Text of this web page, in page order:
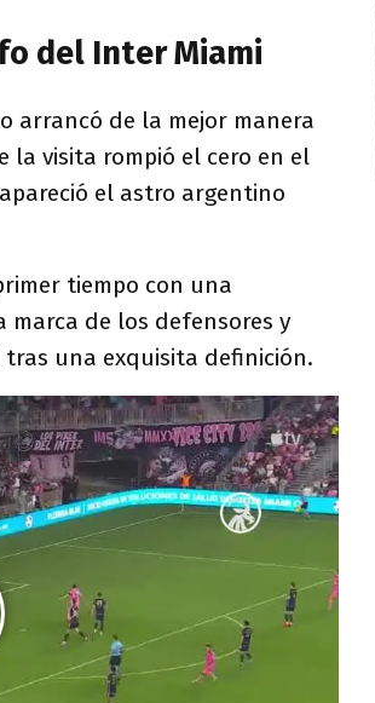
del Inter Miami
arrancó de la mejor manera
la visita rompió el cero en el
el astro argentino
tiempo con una
de los defensores y
una exquisita definición.